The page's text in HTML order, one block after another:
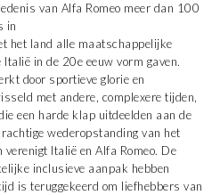
van Alfa Romeo meer dan 100
in
het land alle maatschappelijke
in de 20e eeuw vorm gaven.
door sportieve glorie en
met andere, complexere tijden,
een harde klap uitdeelden aan de
wederopstanding van het
Italië en Alfa Romeo. De
inclusieve aanpak hebben
is teruggekeerd om liefhebbers van